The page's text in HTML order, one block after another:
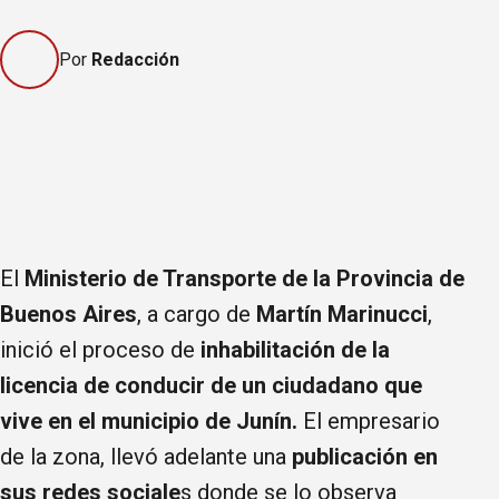
Por Redacción
El Ministerio de Transporte de la Provincia de
Buenos Aires, a cargo de Martín Marinucci,
inició el proceso de inhabilitación de la
licencia de conducir de un ciudadano que
vive en el municipio de Junín. El empresario
de la zona, llevó adelante una publicación en
sus redes sociales donde se lo observa